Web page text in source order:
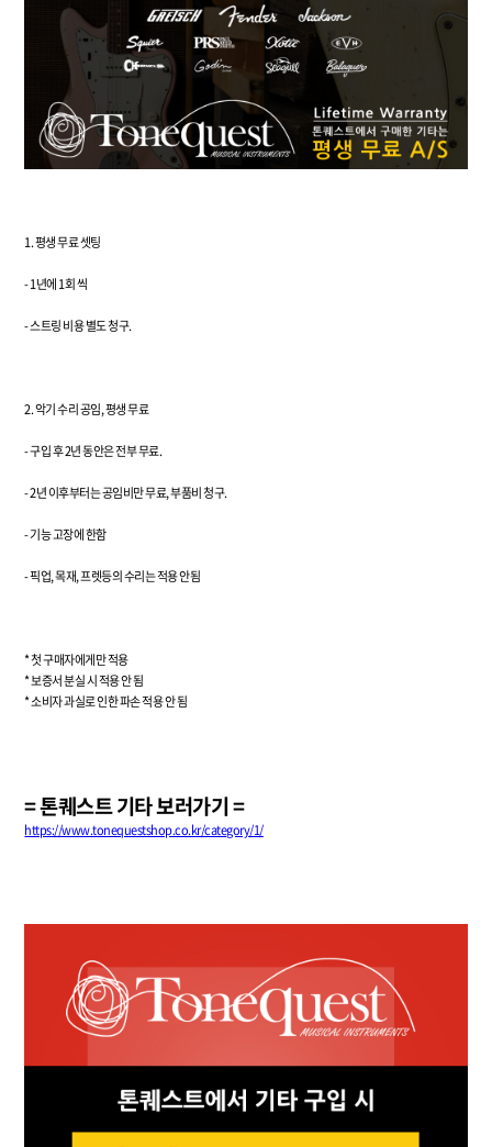
1. 평생 무료 셋팅
- 1년에 1회 씩
- 스트링 비용 별도 청구.
2. 악기 수리 공임, 평생 무료
- 구입 후 2년 동안은 전부 무료.
- 2년 이후부터는 공임비만 무료, 부품비 청구.
- 기능 고장에 한함
- 픽업, 목재, 프렛등의 수리는 적용 안됨
* 첫 구매자에게만 적용
* 보증서 분실 시 적용 안 됨
* 소비자 과실로 인한 파손 적용 안 됨
= 톤퀘스트 기타 보러가기 =
https://www.tonequestshop.co.kr/category/1/